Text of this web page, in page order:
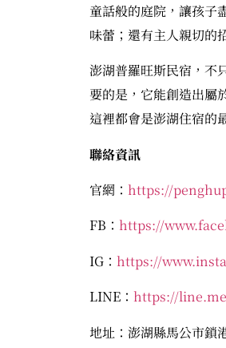
童話般的庭院，讓孩子
味蕾；還有主人親切的
澎湖普羅旺斯民宿，不
要的是，它能創造出屬
這裡都會是澎湖住宿的
聯絡資訊
官網： https://
FB： https://
IG： https://
LINE： https://
地址：澎湖縣馬公市鎖